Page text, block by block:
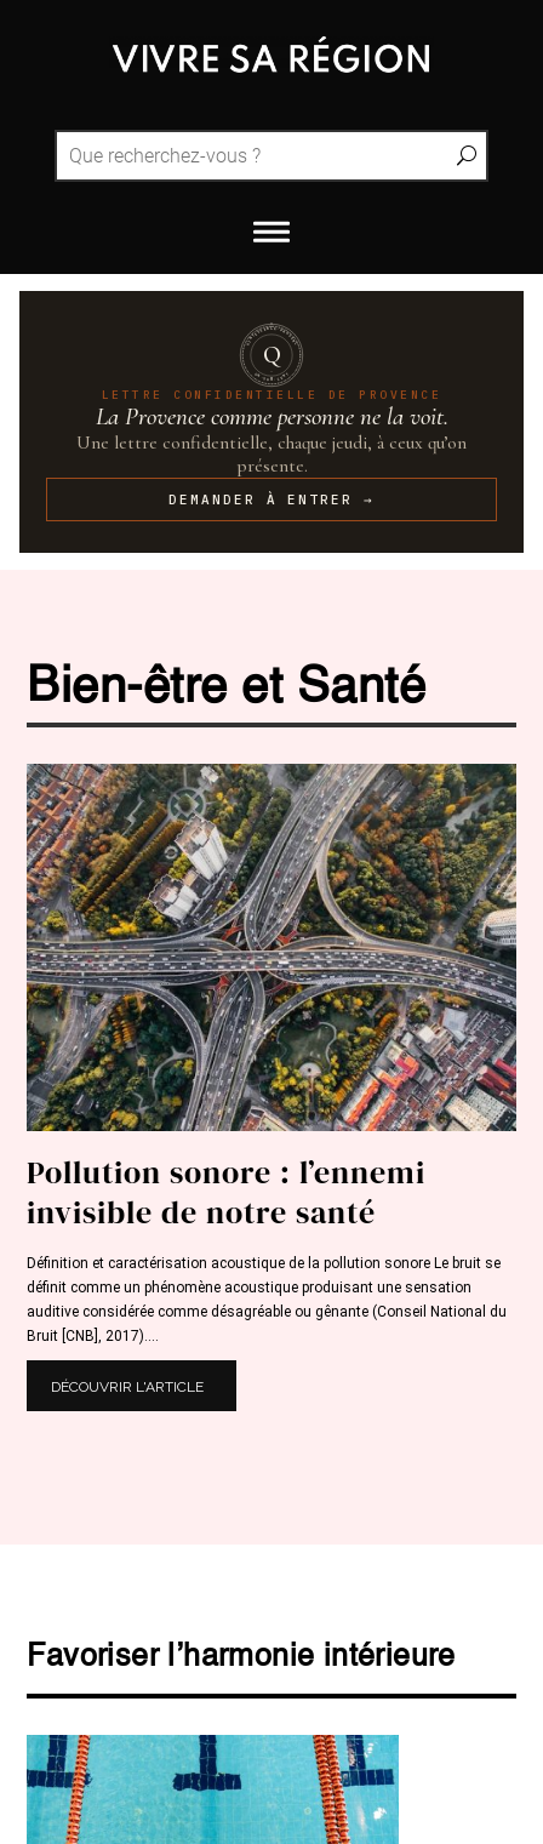
QUINTESSENCE·PROVENCE
UN·SUR·CENT
Q
LETTRE CONFIDENTIELLE DE PROVENCE
La Provence comme personne ne la voit.
Une lettre confidentielle, chaque jeudi, à ceux qu’on
présente.
DEMANDER À ENTRER →
Bien-être et Santé
Pollution sonore : l’ennemi
invisible de notre santé
Définition et caractérisation acoustique de la pollution sonore Le bruit se
définit comme un phénomène acoustique produisant une sensation
auditive considérée comme désagréable ou gênante (Conseil National du
Bruit [CNB], 2017)....
DÉCOUVRIR L'ARTICLE
Favoriser l’harmonie intérieure